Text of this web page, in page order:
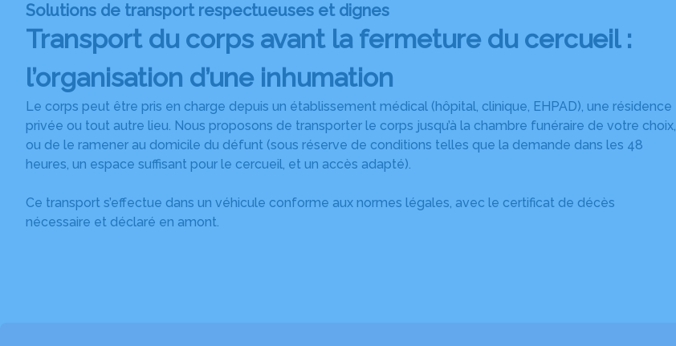
Solutions de transport respectueuses et dignes
Transport du corps avant la fermeture du cercueil :
l’organisation d’une inhumation
Le corps peut être pris en charge depuis un établissement médical (hôpital, clinique, EHPAD), une résidence
privée ou tout autre lieu. Nous proposons de transporter le corps jusqu’à la chambre funéraire de votre choix,
ou de le ramener au domicile du défunt (sous réserve de conditions telles que la demande dans les 48
heures, un espace suffisant pour le cercueil, et un accès adapté).
Ce transport s’effectue dans un véhicule conforme aux normes légales, avec le certificat de décès
nécessaire et déclaré en amont.